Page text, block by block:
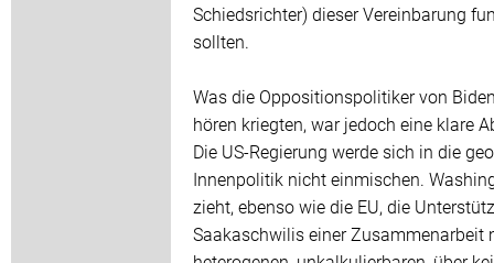
Schiedsrichter) dieser Vereinbarung
sollten.
Was die Oppositionspolitiker von
hören kriegten, war jedoch eine klare
Die US-Regierung werde sich in die
Innenpolitik nicht einmischen.
zieht, ebenso wie die EU, die
Saakaschwilis einer Zusammenarbeit